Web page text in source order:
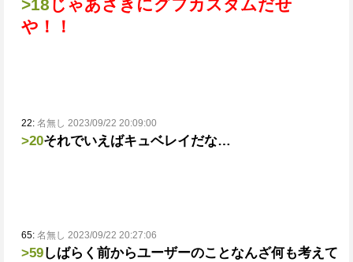
>18 じゃあさきにグフカスタムだせ
や！！
22: 名無し 2023/09/22 20:09:00
>20それでいえばキュベレイだな…
65: 名無し 2023/09/22 20:27:06
>59しばらく前からユーザーのことなんざ何も考えて